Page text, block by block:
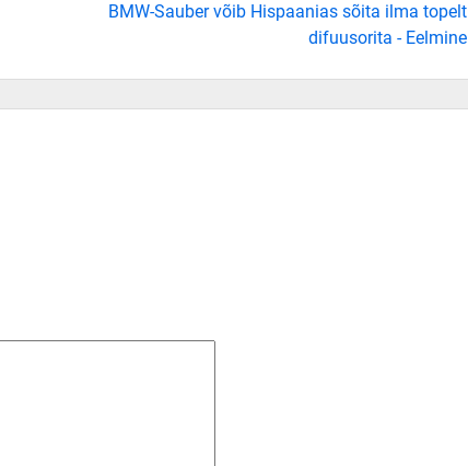
BMW-Sauber võib Hispaanias sõita ilma topelt
difuusorita - Eelmine